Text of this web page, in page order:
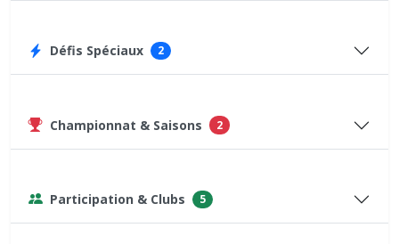
Défis Spéciaux 2
Championnat & Saisons 2
Participation & Clubs 5